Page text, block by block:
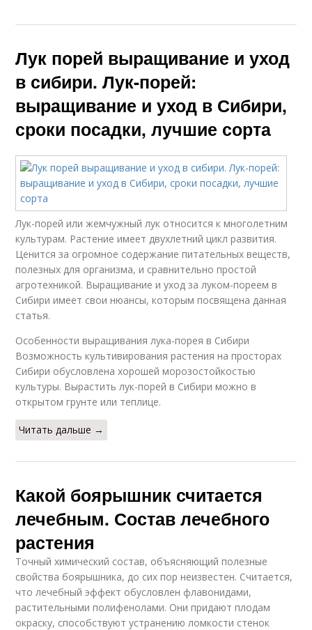
Лук порей выращивание и уход
в сибири. Лук-порей:
выращивание и уход в Сибири,
сроки посадки, лучшие сорта
Лук-порей или жемчужный лук относится к многолетним
культурам. Растение имеет двухлетний цикл развития.
Ценится за огромное содержание питательных веществ,
полезных для организма, и сравнительно простой
агротехникой. Выращивание и уход за луком-пореем в
Сибири имеет свои нюансы, которым посвящена данная
статья.
Особенности выращивания лука-порея в Сибири
Возможность культивирования растения на просторах
Сибири обусловлена хорошей морозостойкостью
культуры. Вырастить лук-порей в Сибири можно в
открытом грунте или теплице.
Читать дальше →
Какой боярышник считается
лечебным. Состав лечебного
растения
Точный химический состав, объясняющий полезные
свойства боярышника, до сих пор неизвестен. Считается,
что лечебный эффект обусловлен флавонидами,
растительными полифенолами. Они придают плодам
окраску, способствуют устранению ломкости стенок